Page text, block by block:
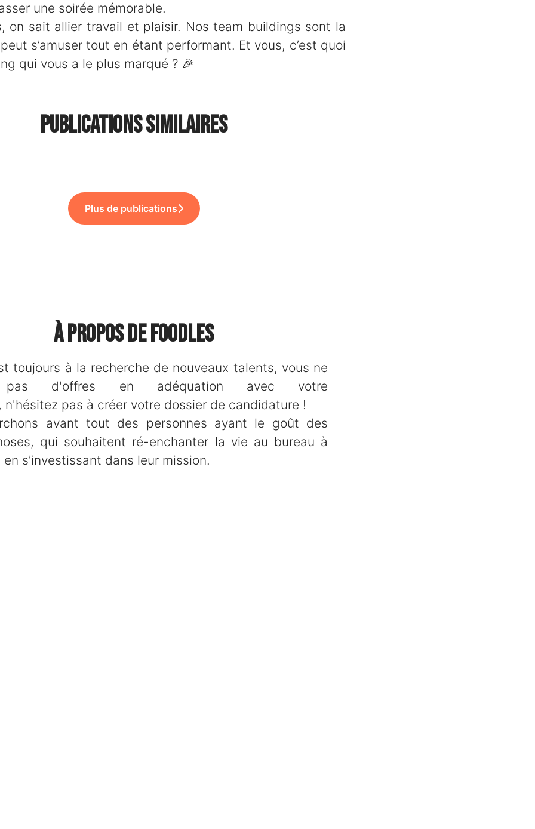
une soirée mémorable.
on sait allier travail et plaisir. Nos team buildings sont la
s’amuser tout en étant performant. Et vous, c’est quoi
qui vous a le plus marqué ? 🎉
Publications similaires
Plus de publications
À propos de Foodles
toujours à la recherche de nouveaux talents, vous ne
pas d'offres en adéquation avec votre
n'hésitez pas à créer votre dossier de candidature !
avant tout des personnes ayant le goût des
qui souhaitent ré-enchanter la vie au bureau à
s’investissant dans leur mission.